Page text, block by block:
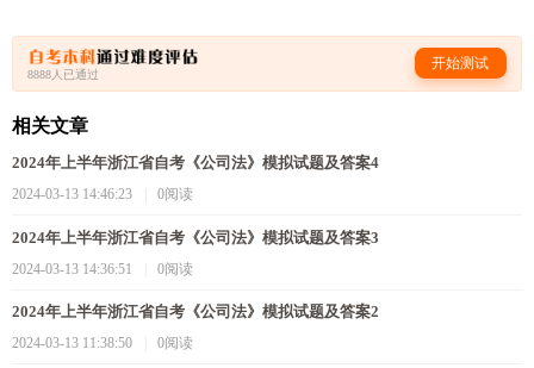
8888人已通过
开始测试
相关文章
2024年上半年浙江省自考《公司法》模拟试题及答案4
2024-03-13 14:46:23
|0阅读
2024年上半年浙江省自考《公司法》模拟试题及答案3
2024-03-13 14:36:51
|0阅读
2024年上半年浙江省自考《公司法》模拟试题及答案2
2024-03-13 11:38:50
|0阅读